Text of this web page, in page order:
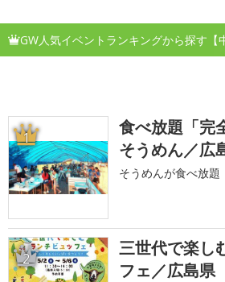
GW人気イベントランキングから探す【
1
食べ放題「完
そうめん／広
そうめんが食べ放題
2
三世代で楽し
フェ／広島県